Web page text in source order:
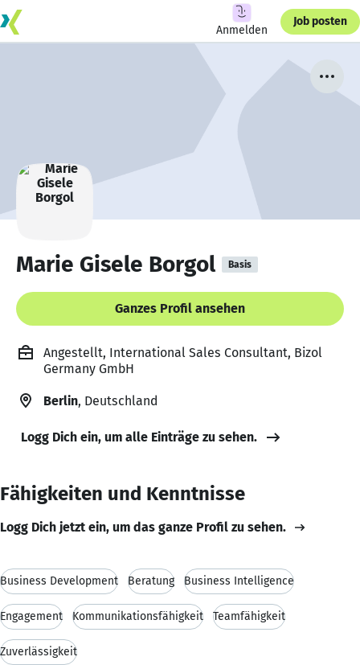
Anmelden
Job posten
Marie Gisele Borgol Basis
Ganzes Profil ansehen
Angestellt, International Sales Consultant, Bizol
Germany GmbH
Berlin, Deutschland
Logg Dich ein, um alle Einträge zu sehen.
Fähigkeiten und Kenntnisse
Logg Dich jetzt ein, um das ganze Profil zu sehen.
Business Development Beratung Business Intelligence
Engagement Kommunikationsfähigkeit Teamfähigkeit
Zuverlässigkeit